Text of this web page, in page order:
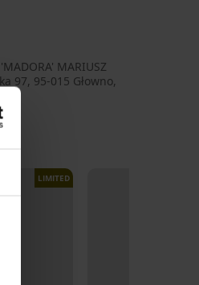
MARIUSZ
97, 95-015 Głowno,
LIMITED